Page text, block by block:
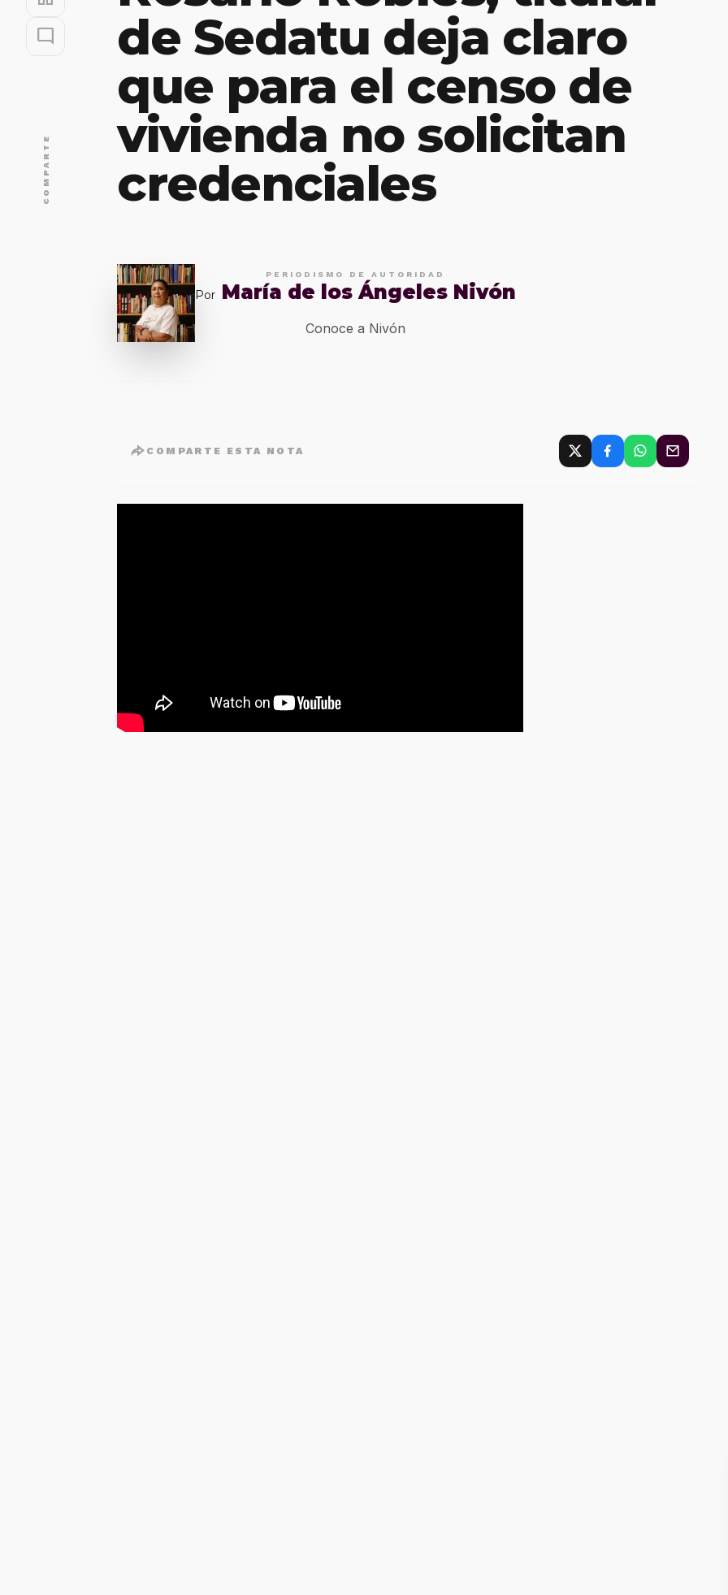
mode_comment
COMPARTE
de Sedatu deja claro
que para el censo de
vivienda no solicitan
credenciales
PERIODISMO DE AUTORIDAD
Por María de los Ángeles Nivón
Conoce a Nivón
COMPARTE ESTA NOTA